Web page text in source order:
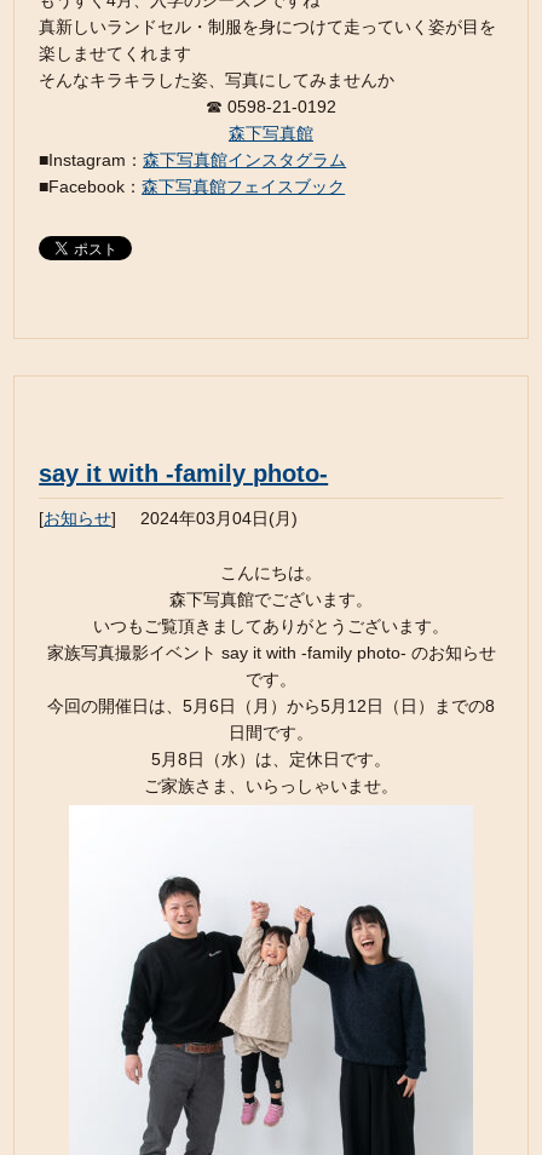
真新しいランドセル・制服を身につけて走っていく姿が目を
楽しませてくれます
そんなキラキラした姿、写真にしてみませんか
☎︎ 0598-21-0192
森下写真館
■Instagram：森下写真館インスタグラム
■Facebook：森下写真館フェイスブック
say it with -family photo-
[お知らせ] 2024年03月04日(月)
こんにちは。
森下写真館でございます。
いつもご覧頂きましてありがとうございます。
家族写真撮影イベント say it with -family photo- のお知らせ
です。
今回の開催日は、5月6日（月）から5月12日（日）までの8
日間です。
5月8日（水）は、定休日です。
ご家族さま、いらっしゃいませ。